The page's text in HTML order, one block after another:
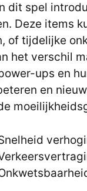
dit spel
Deze items
of tijdelijke
het verschil
ups en
en